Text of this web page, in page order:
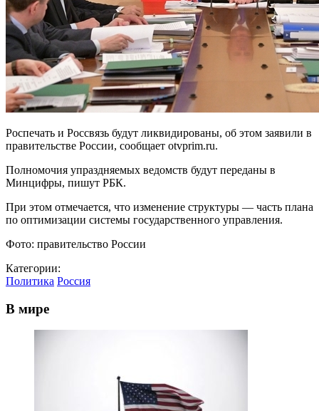
Роспечать и Россвязь будут ликвидированы, об этом заявили в
правительстве России, сообщает otvprim.ru.
Полномочия упраздняемых ведомств будут переданы в
Минцифры, пишут РБК.
При этом отмечается, что изменение структуры — часть плана
по оптимизации системы государственного управления.
Фото: правительство России
Категории:
Политика Россия
В мире